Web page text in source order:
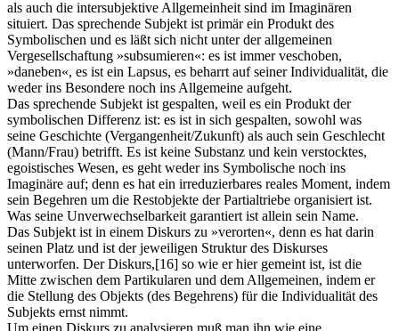
als auch die intersubjektive Allgemeinheit sind im Imaginären
situiert. Das sprechende Subjekt ist primär ein Produkt des
Symbolischen und es läßt sich nicht unter der allgemeinen
Vergesellschaftung »subsumieren«: es ist immer veschoben,
»daneben«, es ist ein Lapsus, es beharrt auf seiner Individualität, die
weder ins Besondere noch ins Allgemeine aufgeht.
Das sprechende Subjekt ist gespalten, weil es ein Produkt der
symbolischen Differenz ist: es ist in sich gespalten, sowohl was
seine Geschichte (Vergangenheit/Zukunft) als auch sein Geschlecht
(Mann/Frau) betrifft. Es ist keine Substanz und kein verstocktes,
egoistisches Wesen, es geht weder ins Symbolische noch ins
Imaginäre auf; denn es hat ein irreduzierbares reales Moment, indem
sein Begehren um die Restobjekte der Partialtriebe organisiert ist.
Was seine Unverwechselbarkeit garantiert ist allein sein Name.
Das Subjekt ist in einem Diskurs zu »verorten«, denn es hat darin
seinen Platz und ist der jeweiligen Struktur des Diskurses
unterworfen. Der Diskurs,[16] so wie er hier gemeint ist, ist die
Mitte zwischen dem Partikularen und dem Allgemeinen, indem er
die Stellung des Objekts (des Begehrens) für die Individualität des
Subjekts ernst nimmt.
Um einen Diskurs zu analysieren muß man ihn wie eine